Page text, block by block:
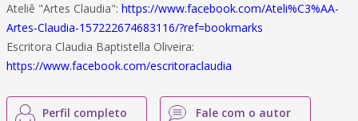
Ateliê "Artes Claudia": https://www.facebook.com/Ateli%C3%AA-
Artes-Claudia-157222674683116/?ref=bookmarks
Escritora Claudia Baptistella Oliveira:
https://www.facebook.com/escritoraclaudia
Perfil completo Fale com o autor